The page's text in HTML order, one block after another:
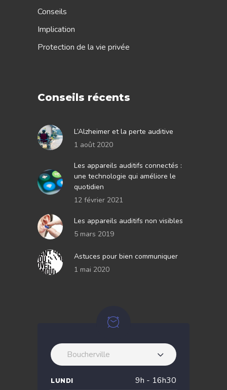
Conseils
Implication
Protection de la vie privée
Conseils récents
L’Alzheimer et la perte auditive
1 août 2020
Les appareils auditifs connectés :
une technologie qui améliore le
quotidien
12 février 2021
Les appareils auditifs non visibles
5 mars 2019
Astuces pour bien communiquer
1 mai 2020
Boucherville
LUNDI 9h - 16h30